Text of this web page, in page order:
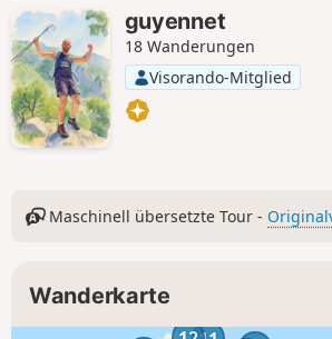
guyennet
18 Wanderungen
Visorando-Mitglied
Maschinell übersetzte Tour -
Wanderkarte